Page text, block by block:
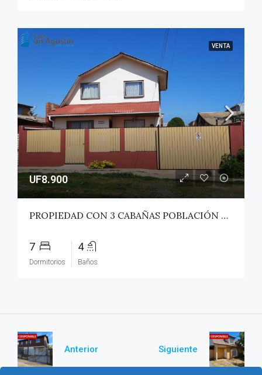
VENTA
UF8.900
PROPIEDAD CON 3 CABAÑAS POBLACIÓN ROSS – PICHILEMU
7
Dormitorios
4
Baños
Anterior Siguiente